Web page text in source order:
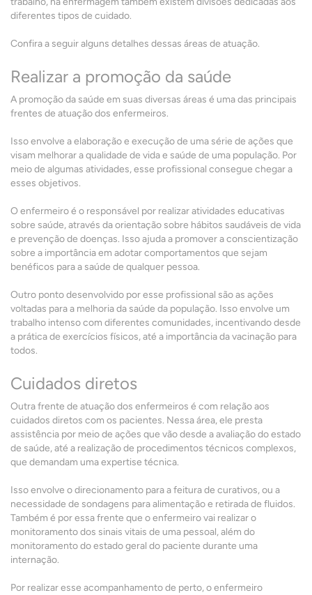
diferentes tipos de cuidado.
Confira a seguir alguns detalhes dessas áreas de atuação.
Realizar a promoção da saúde
A promoção da saúde em suas diversas áreas é uma das principais
frentes de atuação dos enfermeiros.
Isso envolve a elaboração e execução de uma série de ações que
visam melhorar a qualidade de vida e saúde de uma população. Por
meio de algumas atividades, esse profissional consegue chegar a
esses objetivos.
O enfermeiro é o responsável por realizar atividades educativas
sobre saúde, através da orientação sobre hábitos saudáveis de vida
e prevenção de doenças. Isso ajuda a promover a conscientização
sobre a importância em adotar comportamentos que sejam
benéficos para a saúde de qualquer pessoa.
Outro ponto desenvolvido por esse profissional são as ações
voltadas para a melhoria da saúde da população. Isso envolve um
trabalho intenso com diferentes comunidades, incentivando desde
a prática de exercícios físicos, até a importância da vacinação para
todos.
Cuidados diretos
Outra frente de atuação dos enfermeiros é com relação aos
cuidados diretos com os pacientes. Nessa área, ele presta
assistência por meio de ações que vão desde a avaliação do estado
de saúde, até a realização de procedimentos técnicos complexos,
que demandam uma expertise técnica.
Isso envolve o direcionamento para a feitura de curativos, ou a
necessidade de sondagens para alimentação e retirada de fluidos.
Também é por essa frente que o enfermeiro vai realizar o
monitoramento dos sinais vitais de uma pessoal, além do
monitoramento do estado geral do paciente durante uma
internação.
Por realizar esse acompanhamento de perto, o enfermeiro